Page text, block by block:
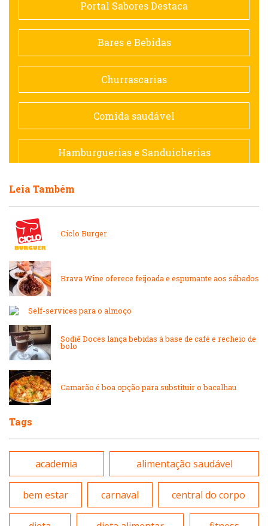
Contemporânea
Doceria
Espanhola
Francesa
Lanchonetes
Peixes e Frutos do Mar
Portuguesa
Self-service
Portal Sabores Destaca
Bares e Bebidas
Churrascarias
Comida saudável
Hamburguerias e Sanduicherias
Peixes e Frutos do Mar
Variados
Leia Também
Ciclo Burger
Brava Wine oferece feijoada e espumante aos sábados
Self-services para o almoço
Sodiê Doces lança bebidas à base de café e recheio de
bolo
Camarão é boa opção para substituir o bacalhau
Tags
academia alimentação saudável
bem estar carnaval central do corpo